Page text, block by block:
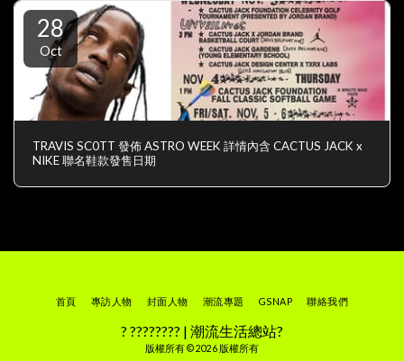
28
Oct
TRAVIS SC0TT 發佈 ASTRO WEEK 詳情內含 CACTUS JACK x
NIKE 聯名鞋款發售日期
? ???????? | 潮流生活總站?
版權所有 © 2026 版權所有
首頁 專訪人物 封面人物 潮流專題 GSNAP 聯絡我們